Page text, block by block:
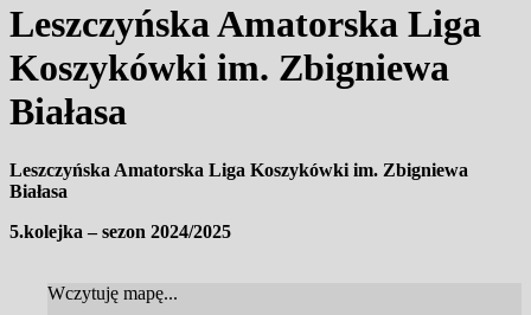
Leszczyńska Amatorska Liga
Koszykówki im. Zbigniewa
Białasa
Leszczyńska Amatorska Liga Koszykówki im. Zbigniewa
Białasa
5.kolejka – sezon 2024/2025
Wczytuję mapę...